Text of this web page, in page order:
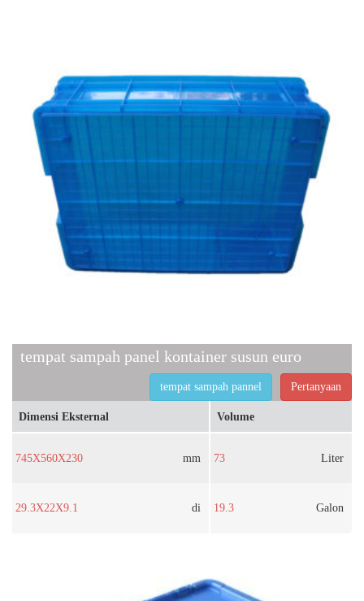
tempat sampah panel kontainer susun euro
Pertanyaan
tempat sampah pannel
Dimensi Eksternal
745X560X230 mm
29.3X22X9.1 di
Volume
73 Liter
19.3 Galon